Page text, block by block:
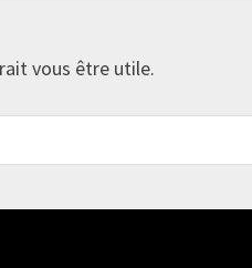
vous être utile.